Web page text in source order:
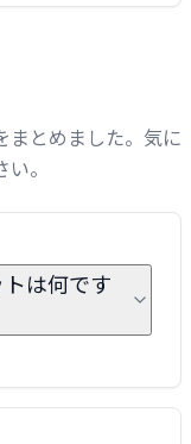
まとめました。気に
。
は何です